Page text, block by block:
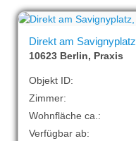
Direkt am Savignyplatz
10623 Berlin, Praxis
Objekt ID:
Zimmer:
Wohnfläche ca.:
Verfügbar ab: